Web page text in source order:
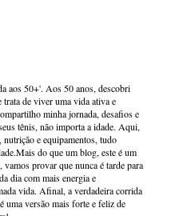
aos 50+'. Aos 50 anos, descobri
trata de viver uma vida ativa e
minha jornada, desafios e
tênis, não importa a idade. Aqui,
e equipamentos, tudo
do que um blog, este é um
provar que nunca é tarde para
dia com mais energia e
vida. Afinal, a verdadeira corrida
uma versão mais forte e feliz de